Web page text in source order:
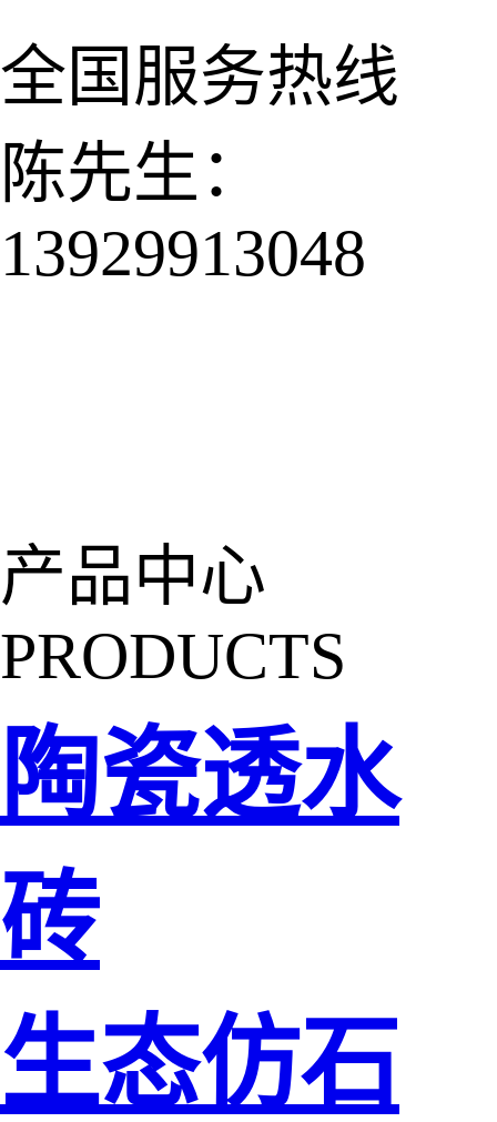
全国服务热线
陈先生：
13929913048
产品中心
PRODUCTS
陶瓷透水
砖
生态仿石